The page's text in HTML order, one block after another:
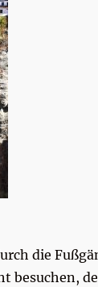
die
besuchen,